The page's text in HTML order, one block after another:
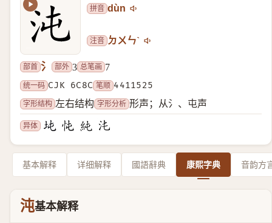
拼音 dùn
注音 ㄉㄨㄣˋ
部首 氵 部外 3 总笔画 7
统一码 CJK 6C8C 笔顺 4411525
字形结构 左右结构 字形分析 形声；从氵、屯声
异体
基本解释 详细解释 國語辭典 康熙字典 音韵方
沌基本解释